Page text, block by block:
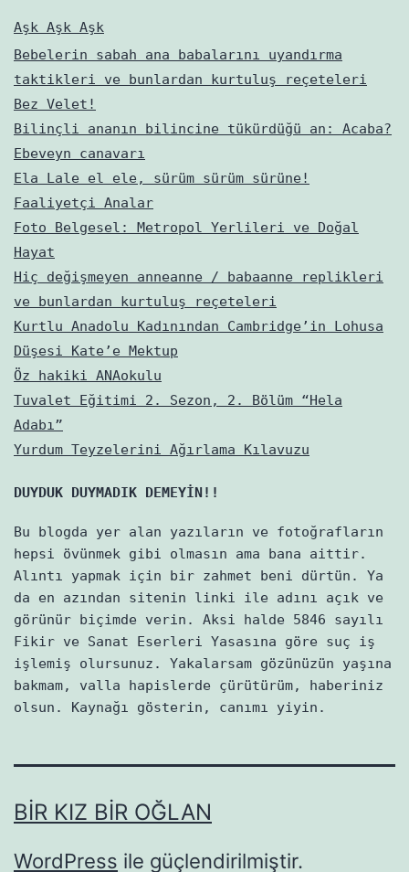
Aşk Aşk Aşk
Bebelerin sabah ana babalarını uyandırma
taktikleri ve bunlardan kurtuluş reçeteleri
Bez Velet!
Bilinçli ananın bilincine tükürdüğü an: Acaba?
Ebeveyn canavarı
Ela Lale el ele, sürüm sürüm sürüne!
Faaliyetçi Analar
Foto Belgesel: Metropol Yerlileri ve Doğal
Hayat
Hiç değişmeyen anneanne / babaanne replikleri
ve bunlardan kurtuluş reçeteleri
Kurtlu Anadolu Kadınından Cambridge’in Lohusa
Düşesi Kate’e Mektup
Öz hakiki ANAokulu
Tuvalet Eğitimi 2. Sezon, 2. Bölüm “Hela
Adabı”
Yurdum Teyzelerini Ağırlama Kılavuzu
DUYDUK DUYMADIK DEMEYİN!!
Bu blogda yer alan yazıların ve fotoğrafların
hepsi övünmek gibi olmasın ama bana aittir.
Alıntı yapmak için bir zahmet beni dürtün. Ya
da en azından sitenin linki ile adını açık ve
görünür biçimde verin. Aksi halde 5846 sayılı
Fikir ve Sanat Eserleri Yasasına göre suç iş
işlemiş olursunuz. Yakalarsam gözünüzün yaşına
bakmam, valla hapislerde çürütürüm, haberiniz
olsun. Kaynağı gösterin, canımı yiyin.
BIR KIZ BIR OĞLAN
WordPress ile güçlendirilmiştir.